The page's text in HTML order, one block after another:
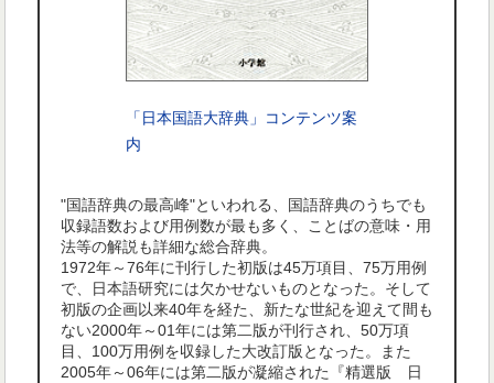
「日本国語大辞典」コンテンツ案
内
"国語辞典の最高峰"といわれる、国語辞典のうちでも
収録語数および用例数が最も多く、ことばの意味・用
法等の解説も詳細な総合辞典。
1972年～76年に刊行した初版は45万項目、75万用例
で、日本語研究には欠かせないものとなった。そして
初版の企画以来40年を経た、新たな世紀を迎えて間も
ない2000年～01年には第二版が刊行され、50万項
目、100万用例を収録した大改訂版となった。また
2005年～06年には第二版が凝縮された『精選版 日